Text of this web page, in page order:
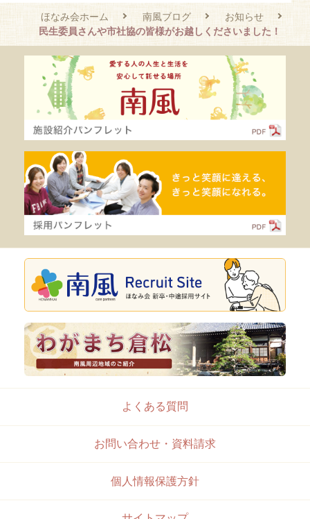
ほなみ会ホーム 南風ブログ
お知らせ
民生委員さんや市社協の皆様がお越しくださいました！
よくある質問
お問い合わせ・資料請求
個人情報保護方針